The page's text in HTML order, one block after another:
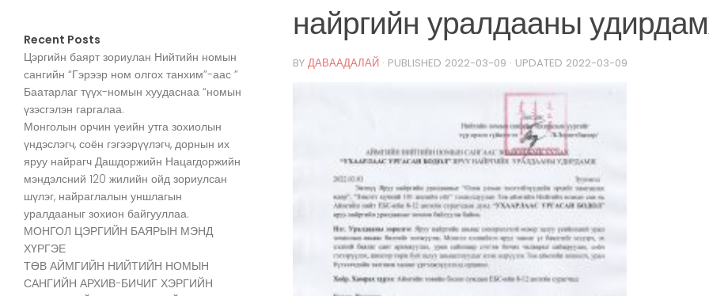
найргийн уралдааны
BY ДАВААДАЛАЙ · PUBLISHED 2022-03-09 · UPDATED 2022-03-09
Recent Posts
Цэргийн баярт зориулан Нийтийн номын
сангийн “Гэрээр ном олгох танхим”-аас ”
Баатарлаг түүх-номын хуудаснаа “номын
үзэсгэлэн гаргалаа.
Монголын орчин үеийн утга зохиолын
үндэслэгч, соён гэгээрүүлэгч, дорнын их
яруу найрагч Дашдоржийн Нацагдоржийн
мэндэлсний 120 жилийн ойд зориулсан
шүлэг, найраглалын уншлагын
уралдааныг зохион байгууллаа.
МОНГОЛ ЦЭРГИЙН БАЯРЫН МЭНД
ХҮРГЭЕ
ТӨВ АЙМГИЙН НИЙТИЙН НОМЫН
САНГИЙН АРХИВ-БИЧИГ ХЭРГИЙН